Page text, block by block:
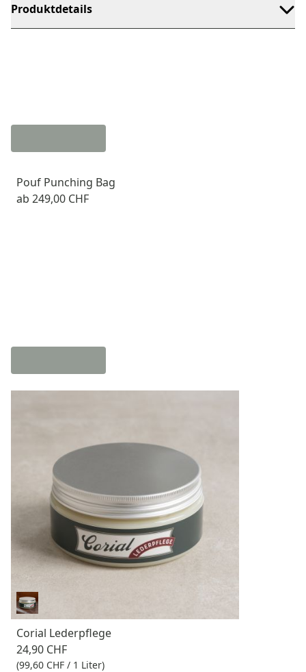
Produktdetails
Pouf Punching Bag
ab 249,00 CHF
Corial Lederpflege
24,90 CHF
(99,60 CHF / 1 Liter)